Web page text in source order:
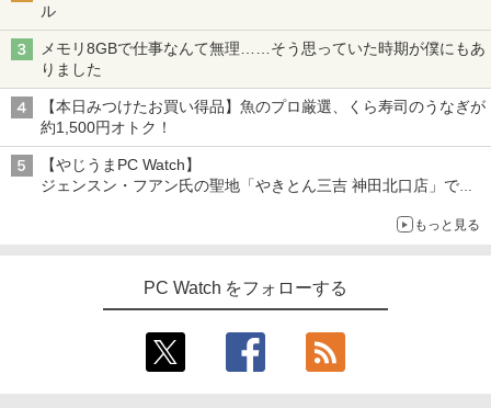
ル
メモリ8GBで仕事なんて無理……そう思っていた時期が僕にもあ
りました
【本日みつけたお買い得品】魚のプロ厳選、くら寿司のうなぎが
約1,500円オトク！
【やじうまPC Watch】
ジェンスン・フアン氏の聖地「やきとん三吉 神田北口店」で
～コース名を変更したのはNVIDIAに怒られたからではないもっと見る
PC Watch をフォローする